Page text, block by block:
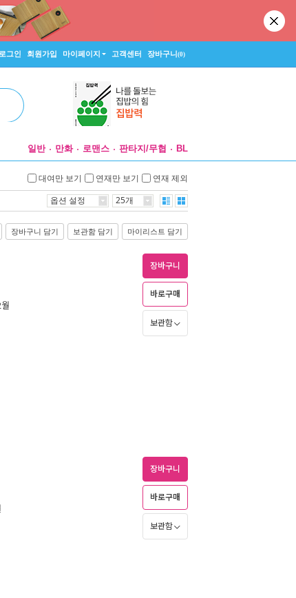
로그인 회원가입 마이페이지 고객센터 장바구니(0)
일반 만화 로맨스 판타지/무협 BL
대여만 보기 연재만 보기 연재 제외
옵션 설정 25개
장바구니 담기 보관함 담기 마이리스트 담기
장바구니
바로구매
보관함
장바구니
바로구매
보관함